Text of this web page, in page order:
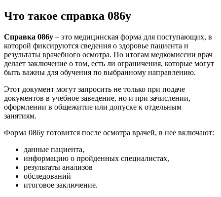
Что такое справка 086у
Справка 086у – это медицинская форма для поступающих, в
которой фиксируются сведения о здоровье пациента и
результаты врачебного осмотра. По итогам медкомиссии врач
делает заключение о том, есть ли ограничения, которые могут
быть важны для обучения по выбранному направлению.
Этот документ могут запросить не только при подаче
документов в учебное заведение, но и при зачислении,
оформлении в общежитие или допуске к отдельным
занятиям.
Форма 086у готовится после осмотра врачей, в нее включают:
данные пациента,
информацию о пройденных специалистах,
результаты анализов
обследований
итоговое заключение.